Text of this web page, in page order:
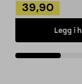
39,90
Legg i